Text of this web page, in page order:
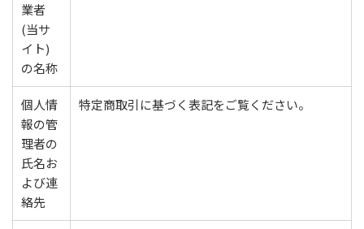
業者
(当サ
イト)
の名称
個人情
報の管
理者の
氏名お
よび連
絡先
特定商取引に基づく表記をご覧ください。